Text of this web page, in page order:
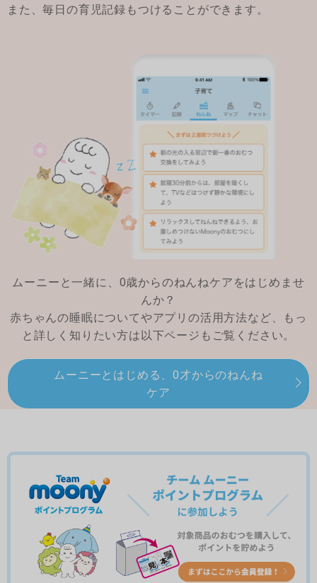
また、毎日の育児記録もつけることができます。
ムーニーと一緒に、0歳からのねんねケアをはじめませ
んか？
赤ちゃんの睡眠についてやアプリの活用方法など、もっ
と詳しく知りたい方は以下ページもご覧ください。
ムーニーとはじめる、0才からのねんね
ケア